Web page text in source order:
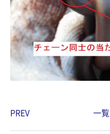
PREV 一